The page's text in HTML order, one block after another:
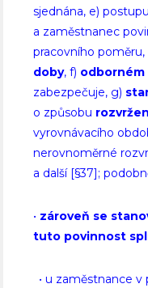
sjednána, e)
a zaměstnanec
pracovního poměru,
doby, f) odborném
zabezpečuje, g)
o způsobu
vyrovnávacího
nerovnoměrné
a další [§37];
• zároveň se
tuto povinnost
• u zaměstnance